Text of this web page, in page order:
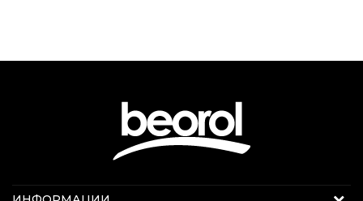
Интернет продажба